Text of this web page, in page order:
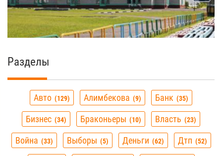
Разделы
Авто 129 Алимбекова 9 Банк 35
Бизнес 34 Браконьеры 10 Власть 23
Война 33 Выборы 5 Деньги 62 Дтп 52